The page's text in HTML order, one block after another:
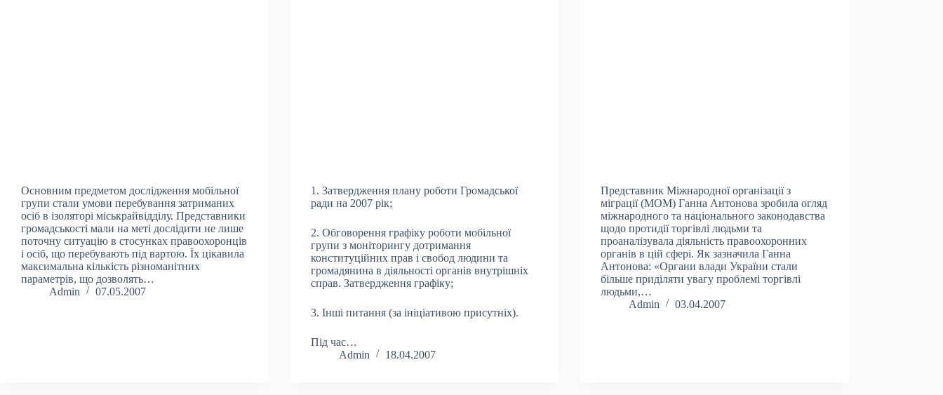
Основним предметом дослідження мобільної
групи стали умови перебування затриманих
осіб в ізоляторі міськрайвідділу. Представники
громадськості мали на меті дослідити не лише
поточну ситуацію в стосунках правоохоронців
і осіб, що перебувають під вартою. Їх цікавила
максимальна кількість різноманітних
параметрів, що дозволять…
Admin
07.05.2007
1. Затвердження плану роботи Громадської
ради на 2007 рік;
2. Обговорення графіку роботи мобільної
групи з моніторингу дотримання
конституційних прав і свобод людини та
громадянина в діяльності органів внутрішніх
справ. Затвердження графіку;
3. Інші питання (за ініціативою присутніх).
Під час…
Admin
18.04.2007
Представник Міжнародної організації з
міграції (МОМ) Ганна Антонова зробила огляд
міжнародного та національного законодавства
щодо протидії торгівлі людьми та
проаналізувала діяльність правоохоронних
органів в цій сфері. Як зазначила Ганна
Антонова: «Органи влади України стали
більше приділяти увагу проблемі торгівлі
людьми,…
Admin
03.04.2007